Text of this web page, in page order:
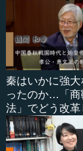
秦はいかに強
ったのか…「商
法」でどう改